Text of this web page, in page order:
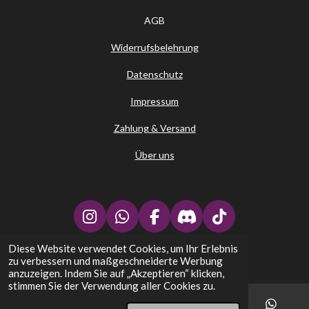
Diese Website verwendet Cookies, um Ihr Erlebnis
zu verbessern und maßgeschneiderte Werbung
anzuzeigen. Indem Sie auf „Akzeptieren“ klicken,
stimmen Sie der Verwendung aller Cookies zu.
AGB
Widerrufsbelehrung
Datenschutz
Impressum
Zahlung & Versand
Über uns
I
n
s
t
a
W
h
a
t
s
A
F
a
c
e
b
o
D
i
s
c
o
r
T
i
k
T
o
k
↑
Stephans Kartenplatz - TCG Trading Card Games